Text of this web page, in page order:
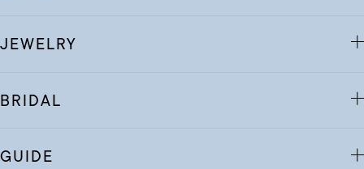
JEWELRY
BRIDAL
GUIDE